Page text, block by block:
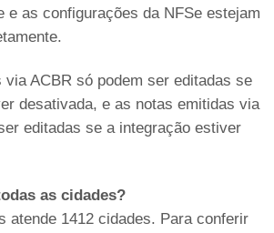
e as configurações da NFSe estejam
ACBR só podem ser editadas se
desativada, e as notas emitidas via
editadas se a integração estiver
as cidades?
atende 1412 cidades. Para conferir